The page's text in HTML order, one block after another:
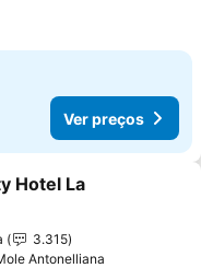
Ver preços
aos favoritos
Hotel La
3.315
Antonelliana